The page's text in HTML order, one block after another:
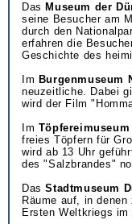
Das Museum der
seine Besucher am
durch den
erfahren die
Geschichte des
Im Burgenmuseum
neuzeitliche. Dabei
wird der Film
Im Töpfereimuseum
freies Töpfern für
wird ab 13 Uhr
des "Salzbrandes"
DasStadtmuseum
Räume auf, in
Ersten Weltkriegs